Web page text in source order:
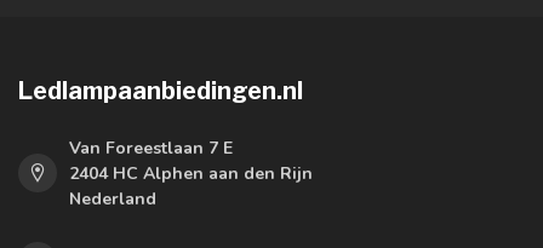
Ledlampaanbiedingen.nl
Van Foreestlaan 7 E
2404 HC Alphen aan den Rijn
Nederland